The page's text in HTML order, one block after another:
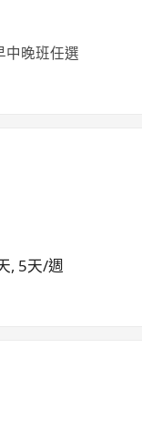
中晚班任選
, 5天/週